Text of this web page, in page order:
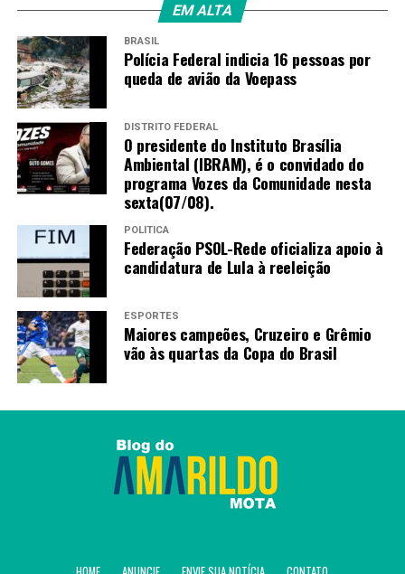
EM ALTA
BRASIL
Polícia Federal indicia 16 pessoas por
queda de avião da Voepass
DISTRITO FEDERAL
O presidente do Instituto Brasília
Ambiental (IBRAM), é o convidado do
programa Vozes da Comunidade nesta
sexta(07/08).
POLÍTICA
Federação PSOL-Rede oficializa apoio à
candidatura de Lula à reeleição
ESPORTES
Maiores campeões, Cruzeiro e Grêmio
vão às quartas da Copa do Brasil